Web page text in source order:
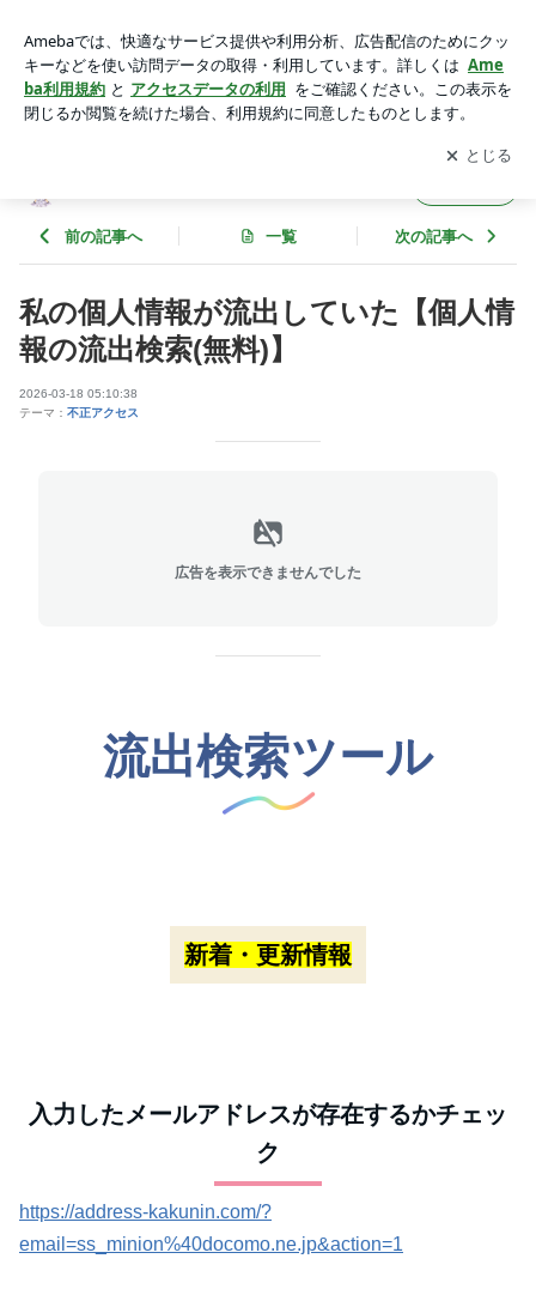
アプリをダウンロードして ブログの更新通知
を受け取りまし
ょう。
開く
前の記事へ 一覧 次の記事へ
私の個人情報が流出していた【個人情
報の流出検索(無料)】
2026-03-18 05:10:38
テーマ： 不正アクセス
広告を表示できませんでした
流出検索ツール
新着・更新情報
入力したメールアドレスが存在するかチェッ
ク
https://address-kakunin.com/?
email=ss_minion%40docomo.ne.jp&action=1